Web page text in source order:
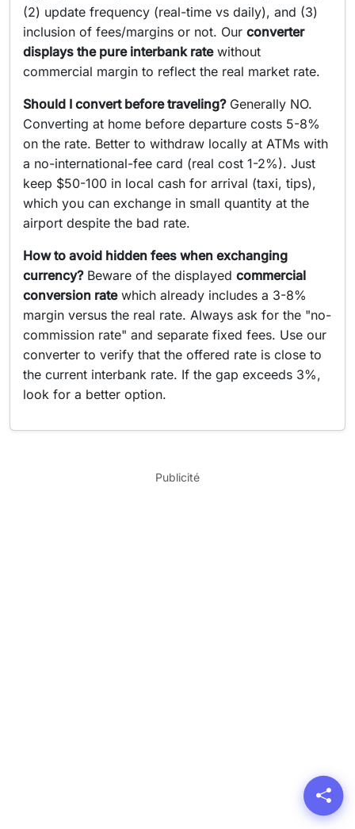
(2) update frequency (real-time vs daily), and (3)
inclusion of fees/margins or not. Our converter
displays the pure interbank ratewithout
commercial margin to reflect the real market rate.
Should I convert before traveling?Generally NO.
Converting at home before departure costs 5-8%
on the rate. Better to withdraw locally at ATMs with
a no-international-fee card (real cost 1-2%). Just
keep $50-100 in local cash for arrival (taxi, tips),
which you can exchange in small quantity at the
airport despite the bad rate.
How to avoid hidden fees when exchanging
currency?Beware of the displayed commercial
conversion ratewhich already includes a 3-8%
margin versus the real rate. Always ask for the "no-
commission rate" and separate fixed fees. Use our
converter to verify that the offered rate is close to
the current interbank rate. If the gap exceeds 3%,
look for a better option.
Publicité